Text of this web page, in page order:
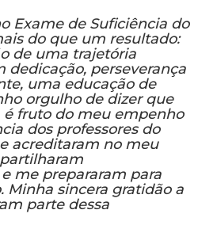
Exame de Suficiência do
do que um resultado:
de uma trajetória
dedicação, perseverança
uma educação de
orgulho de dizer que
é fruto do meu empenho
dos professores do
acreditaram no meu
me prepararam para
Minha sincera gratidão a
parte dessa